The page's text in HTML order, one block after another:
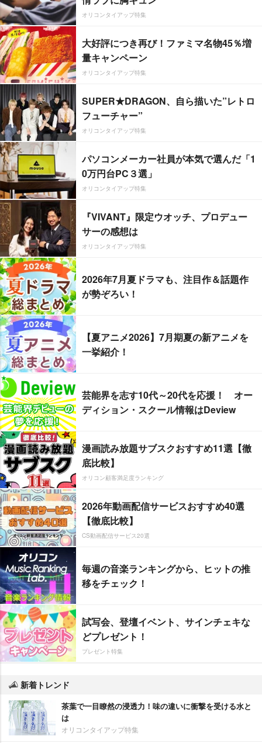
オリコンタイアップ特集
大好評につき再び！ファミマ名物45％増
量キャンペーン
オリコンタイアップ特集
SUPER★DRAGON、自ら描いた”レトロ
フューチャー”
オリコンタイアップ特集
パソコンメーカー社員が本気で選んだ「1
0万円台PC３選」
オリコンタイアップ特集
『VIVANT』限定ウオッチ、プロデュー
サーの感想は
オリコンタイアップ特集
2026年7月夏ドラマも、注目作＆話題作
が勢ぞろい！
【夏アニメ2026】7月期夏の新アニメを
一挙紹介！
芸能界を志す10代～20代を応援！ オー
ディション・スクール情報はDeview
漫画読み放題サブスクおすすめ11選【徹
底比較】
オリコン顧客満足度ランキング
2026年動画配信サービスおすすめ40選
【徹底比較】
CS動画配信サービス20選
毎週の音楽ランキングから、ヒットの推
移をチェック！
試写会、登壇イベント、サインチェキな
どプレゼント！
プレゼント特集
新着トレンド
茶葉で一目瞭然の浸透力！味の違いに衝撃を受ける水と
は
オリコンタイアップ特集